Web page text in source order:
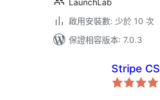
LaunchLab
啟用安裝數: 少於 10 次
保證相容版本: 7.0.3
Stripe